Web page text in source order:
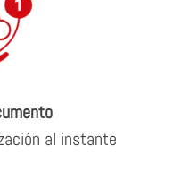
al instante